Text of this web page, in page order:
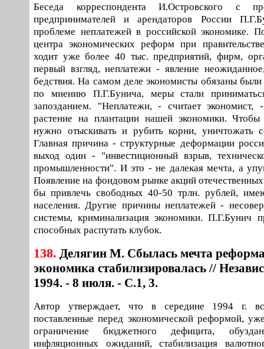
Беседа корреспондента И.Островского с
предпринимателей и арендаторов России
проблеме неплатежей в российской экономике.
центра экономических реформ при
ходит уже более 40 тыс. предприятий, фирм,
первый взгляд, неплатежи - явление
бедствия. На самом деле экономисты обязаны были
по мнению П.Г.Бунича, меры стали
запозданием. "Неплатежи, - считает
растение на плантации нашей экономики.
нужно отыскивать и рубить корни, уничтожать
Главная причина - структурные деформации
выход один - "инвестиционный взрыв,
промышленности". И это - не далекая мечта, а
Появление на фондовом рынке акций
бы привлечь свободных 40-50 трлн. рублей,
населения. Другие причины неплатежей -
системы, криминализация экономики. П.Г.Бунич
способных распутать клубок.
138. Делягин М. Сбылась мечта
экономика стабилизировалась //
1994. - 8 июля. - С.1, 3.
Автор утверждает, что в середине 1994 г.
поставленные перед экономической реформой,
ограничение бюджетного дефицита,
инфляционных ожиданий, стабилизация